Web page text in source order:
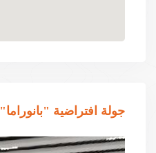
جولة افتراضية "بانوراما"